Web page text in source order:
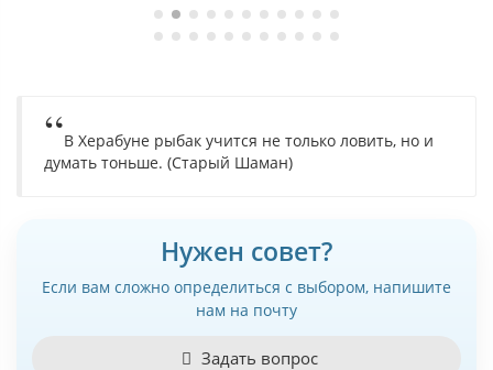
В Херабуне рыбак учится не только ловить, но и
думать тоньше. (Старый Шаман)
Нужен совет?
Если вам сложно определиться с выбором, напишите
нам на почту
Задать вопрос